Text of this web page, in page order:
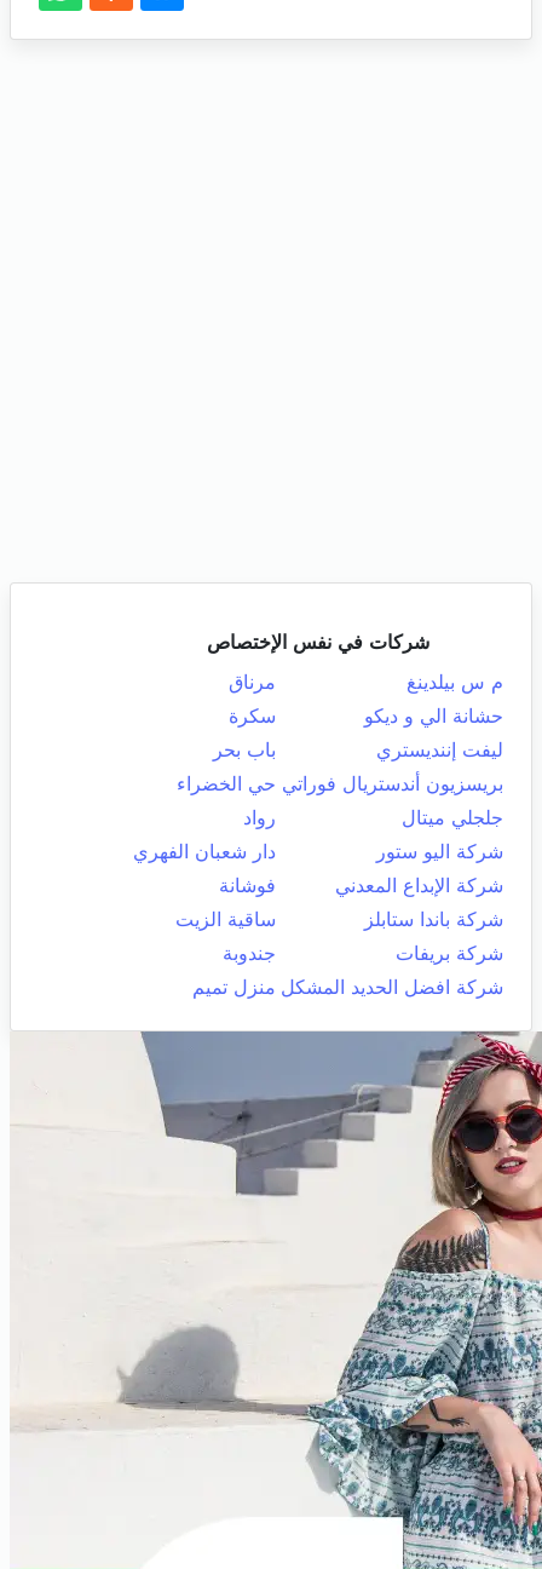
شركات في نفس الإختصاص
م س بيلدينغ
مرناق
حشانة الي و ديكو
سكرة
ليفت إننديستري
باب بحر
بريسزيون أندستريال فوراتي حي الخضراء
جلجلي ميتال
رواد
شركة اليو ستور
دار شعبان الفهري
شركة الإبداع المعدني
فوشانة
شركة باندا ستابلز
ساقية الزيت
شركة بريفات
جندوبة
شركة افضل الحديد المشكل منزل تميم